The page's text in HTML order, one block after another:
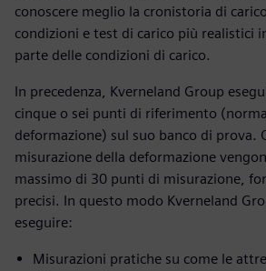
conoscere meglio la cronistoria di
condizioni e test di carico più realistici
parte delle condizioni di carico.
In precedenza, Kverneland Group
cinque o sei punti di riferimento
deformazione) sul suo banco di prova.
misurazione della deformazione
massimo di 30 punti di misurazione,
precisi. In questo modo Kverneland
eseguire:
Misurazioni pratiche su come le